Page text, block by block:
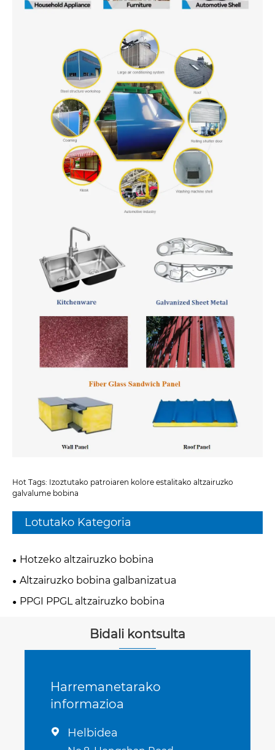
Hot Tags: Izoztutako patroiaren kolore estalitako altzairuzko
galvalume bobina
Lotutako Kategoria
Hotzeko altzairuzko bobina
Altzairuzko bobina galbanizatua
PPGI PPGL altzairuzko bobina
Bidali kontsulta
Harremanetarako
informazioa
 Helbidea